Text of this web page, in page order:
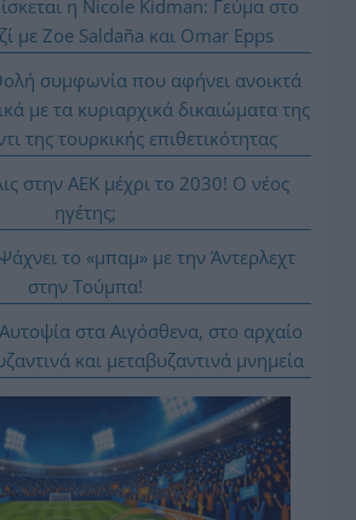
η Nicole Kidman: Γεύμα στο
με Zoe Saldaña και Omar Epps
συμφωνία που αφήνει ανοικτά
με τα κυριαρχικά δικαιώματα της
της τουρκικής επιθετικότητας
στην ΑΕΚ μέχρι το 2030! Ο νέος
ηγέτης;
το «μπαμ» με την Άντερλεχτ
στην Τούμπα!
στα Αιγόσθενα, στο αρχαίο
και μεταβυζαντινά μνημεία